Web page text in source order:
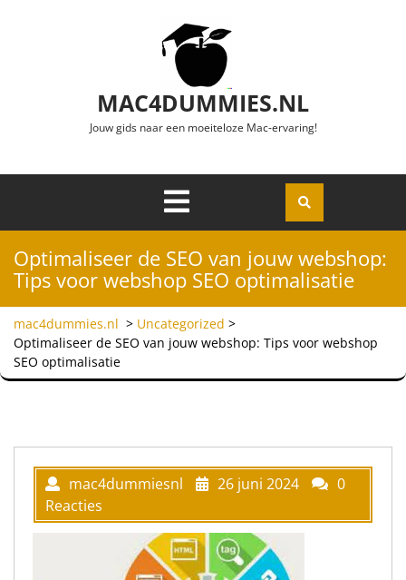
MAC4DUMMIES.NL
Jouw gids naar een moeiteloze Mac-ervaring!
Openen
Optimaliseer de SEO van jouw webshop:
Tips voor webshop SEO optimalisatie
mac4dummies.nl > Uncategorized >
Optimaliseer de SEO van jouw webshop: Tips voor webshop
SEO optimalisatie
mac4dummiesnl 26 juni 2024
0
Reacties